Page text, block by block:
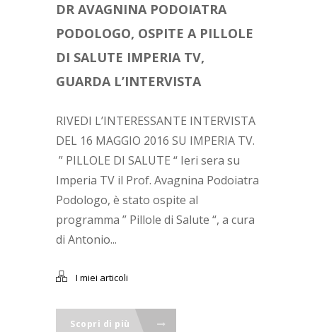
DR AVAGNINA PODOIATRA
PODOLOGO, OSPITE A PILLOLE
DI SALUTE IMPERIA TV,
GUARDA L’INTERVISTA
RIVEDI L’INTERESSANTE INTERVISTA
DEL 16 MAGGIO 2016 SU IMPERIA TV.
” PILLOLE DI SALUTE “ Ieri sera su
Imperia TV il Prof. Avagnina Podoiatra
Podologo, è stato ospite al
programma ” Pillole di Salute “, a cura
di Antonio...
I miei articoli
Scopri di più